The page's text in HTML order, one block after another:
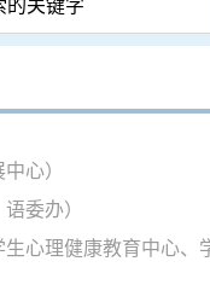
心）
委办）
心理健康教育中心、